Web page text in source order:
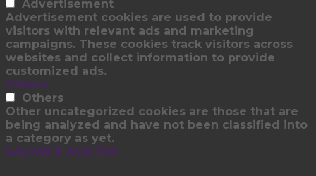
Advertisement
Advertisement cookies are used to provide
visitors with relevant ads and marketing
campaigns. These cookies track visitors across
websites and collect information to provide
customized ads.
Others
Others
Other uncategorized cookies are those that are
being analyzed and have not been classified into
a category as yet.
SALVAR E ACEITAR